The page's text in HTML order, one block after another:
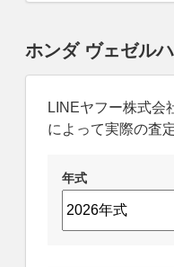
ホンダ ヴェゼル
LINEヤフー株式会
によって実際の査
年式